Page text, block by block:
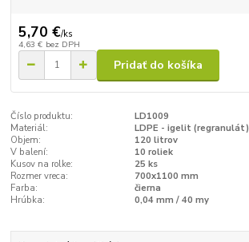
5,70 €/ks
4,63 € bez DPH
Pridať do košíka
Číslo produktu:
LD1009
Materiál:
LDPE - igelit (regranulát)
Objem:
120 litrov
V balení:
10 roliek
Kusov na rolke:
25 ks
Rozmer vreca:
700x1100 mm
Farba:
čierna
Hrúbka:
0,04 mm / 40 my